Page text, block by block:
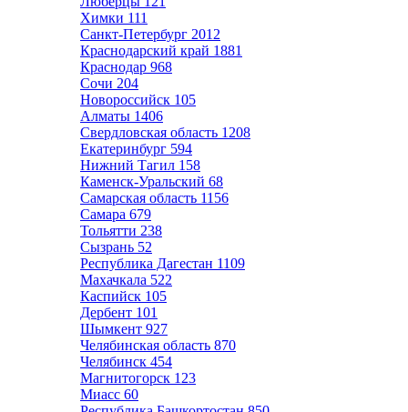
Химки 111
Санкт-Петербург 2012
Краснодарский край 1881
Краснодар 968
Сочи 204
Новороссийск 105
Алматы 1406
Свердловская область 1208
Екатеринбург 594
Нижний Тагил 158
Каменск-Уральский 68
Самарская область 1156
Самара 679
Тольятти 238
Сызрань 52
Республика Дагестан 1109
Махачкала 522
Каспийск 105
Дербент 101
Шымкент 927
Челябинская область 870
Челябинск 454
Магнитогорск 123
Миасс 60